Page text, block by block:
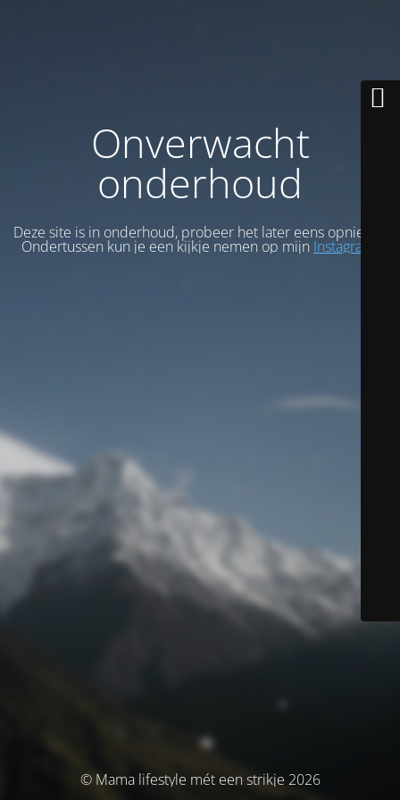
Onverwacht
onderhoud
Deze site is in onderhoud, probeer het later eens opnieuw.
Ondertussen kun je een kijkje nemen op mijn Instagram
© Mama lifestyle mét een strikje 2026